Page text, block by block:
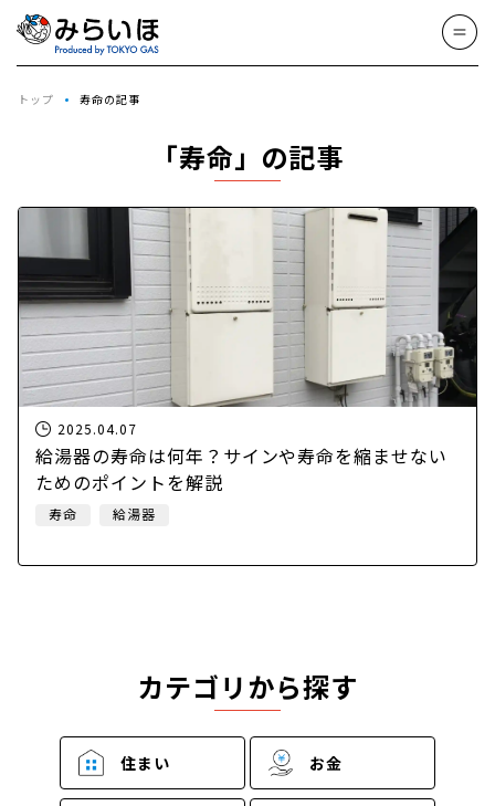
トップ 寿命の記事
「寿命」の記事
2025.04.07
給湯器の寿命は何年？サインや寿命を縮ませない
ためのポイントを解説
寿命 給湯器
カテゴリから探す
住まい お金